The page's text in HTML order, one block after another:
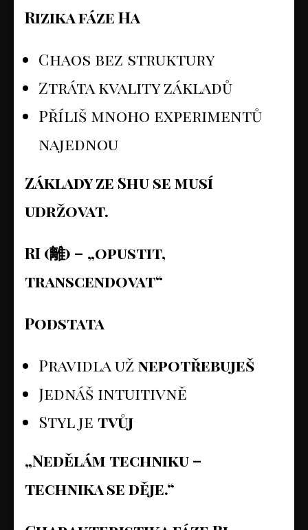
Rizika fáze Ha
Chaos bez struktury
Ztráta kvality základů
Příliš mnoho experimentů
najednou
Základy ze Shu se musí
udržovat.
RI (離) – „opustit,
transcendovat“
Podstata
Pravidla už nepotřebuješ
Jednáš intuitivně
Styl je tvůj
„Nedělám techniku –
technika se děje.“